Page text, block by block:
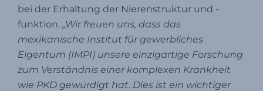
bei der Erhaltung der Nierenstruktur und -
funktion. „Wir freuen uns, dass das
mexikanische Institut für gewerbliches
Eigentum (IMPI) unsere einzigartige Forschung
zum Verständnis einer komplexen Krankheit
wie PKD gewürdigt hat. Dies ist ein wichtiger